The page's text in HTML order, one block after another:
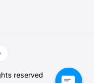
reserved